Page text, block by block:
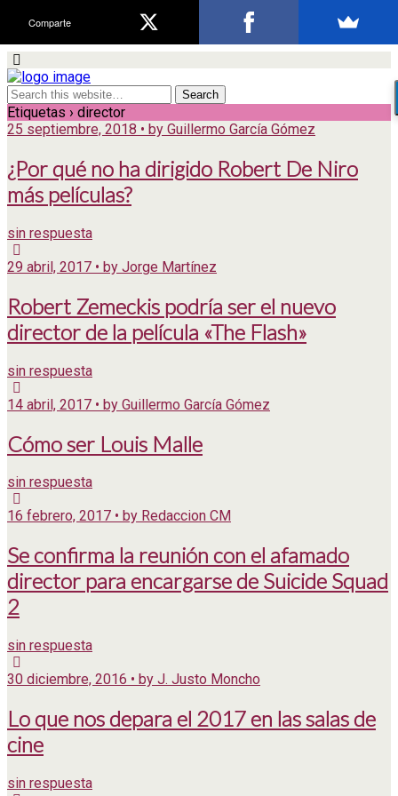
Etiquetas › director
25 septiembre, 2018 • by Guillermo García Gómez
¿Por qué no ha dirigido Robert De Niro
más películas?
sin respuesta
29 abril, 2017 • by Jorge Martínez
Robert Zemeckis podría ser el nuevo
director de la película «The Flash»
sin respuesta
14 abril, 2017 • by Guillermo García Gómez
Cómo ser Louis Malle
sin respuesta
16 febrero, 2017 • by Redaccion CM
Se confirma la reunión con el afamado
director para encargarse de Suicide Squad
2
sin respuesta
30 diciembre, 2016 • by J. Justo Moncho
Lo que nos depara el 2017 en las salas de
cine
sin respuesta
Comparte